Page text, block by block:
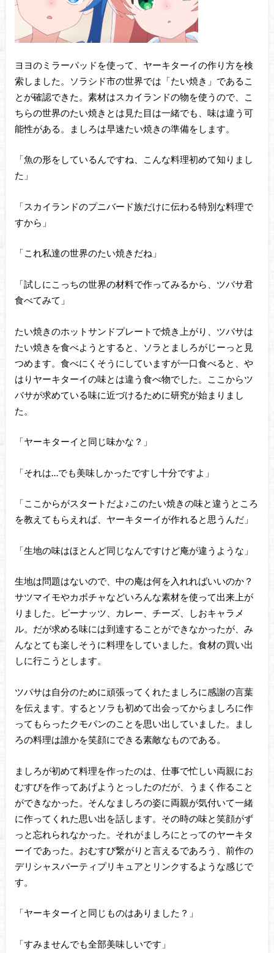
ヨヨのミラーパッドを使って、ヤーキターイの作り方を検
索しました。ソラシド市の世界では「たい焼き」であるこ
とが確認できた。素材はスカイランドの物を使うので、こ
ちらの世界のたい焼きとは見た目は一緒でも、味は違う可
能性がある。ましろは早速たい焼きの準備をします。
「魚の形をしているんですね、こんな料理初めて知りまし
た」
「スカイランドのプニバード族だけに伝わる特別な料理で
すから」
「これ私達の世界のたい焼きだね」
「試しにこっちの世界の材料で作ってみるから、ツバサ君
食べてみて」
たい焼きのホットサンドプレートで焼き上がり、ツバサは
たい焼きを食べようとすると、ソラとましろがじーっと見
つめます。食べにくそうにしていますが一口食べると、や
はりヤーキターイの味とは違う食べ物でした。ここからツ
バサが求めている味に近づけるために研究が始まりまし
た。
「ヤーキターイと同じ味かな？」
「それは…でも美味しかったですし十分ですよ」
「ここからがスタートだよ♪このたい焼きの味と違うところ
を教えてもらえれば、ヤーキターイが作れると思うんだ」
「生地の味はほとんど同じなんですけど庵が違うような」
生地は問題はないので、中の庵は何を入れればいいのか？
サツマイモやカボチャなどいろんな素材を使って出来上が
りました。ピーナッツ、カレー、チーズ、しおキャラメ
ル。だが求める味には到達することができなかったが、み
んなとても楽しそうに料理をしていました。食材の買い出
しに行こうとします。
ツバサは自分のために頑張ってくれたましろに感謝の言葉
を伝えます。するとソラも初めて出会ってからましろに作
ってもらったクモパンのことを思い出していました。まし
ろの料理は誰かを笑顔にできる素敵なものである。
ましろが初めて料理を作ったのは、仕事で忙しい両親にお
むすびを作ってあげようとっしたのだが、うまく作ること
ができなかった。そんなましろの姿に両親が気付いて一緒
に作ってくれた思い出を話します。その時の味と笑顔がず
っと忘れられなかった。それがましろにとってのヤーキタ
ーイであった。おむすび繋がりと言えるであろう、前作の
デリシャスパーティプリキュアとリンクするような感じで
す。
「ヤーキターイと同じものはありました？」
「すみませんでも全部美味しいです」